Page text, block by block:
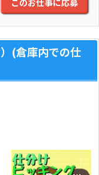
このお仕事に応募
(倉庫内での仕